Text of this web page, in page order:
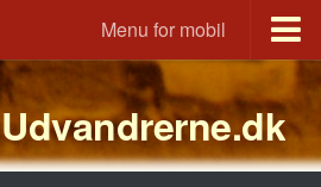
Menu for mobil
Udvandrerne.dk